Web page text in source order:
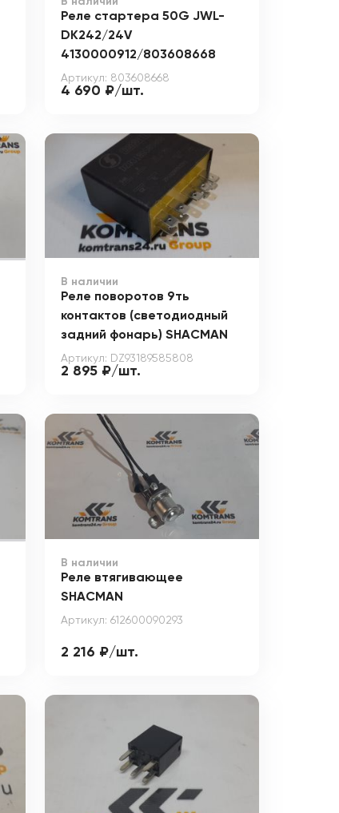
Реле стартера 50G JWL-
DK242/24V
4130000912/803608668
Артикул: 803608668
4 690 ₽/шт.
В наличии
Реле поворотов 9ть
контактов (светодиодный
задний фонарь) SHACMAN
Артикул: DZ93189585808
2 895 ₽/шт.
В наличии
Реле втягивающее
SHACMAN
Артикул: 612600090293
2 216 ₽/шт.